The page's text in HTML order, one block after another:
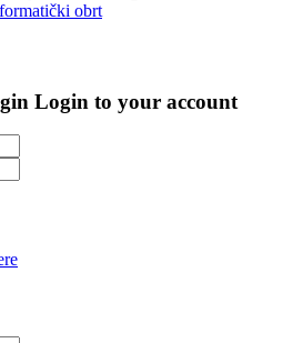
obrt
Login to your account